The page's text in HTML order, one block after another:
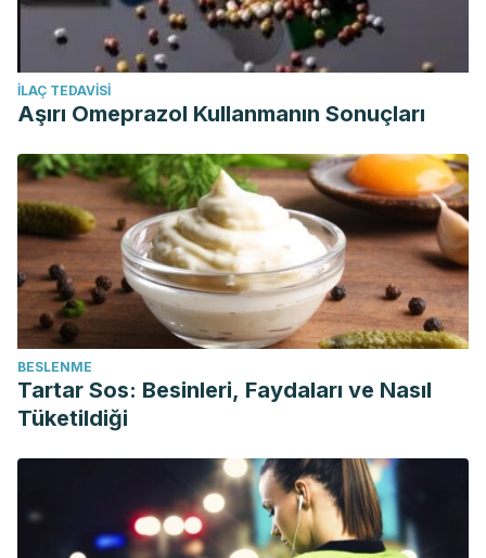
İLAÇ TEDAVISI
Aşırı Omeprazol Kullanmanın Sonuçları
BESLENME
Tartar Sos: Besinleri, Faydaları ve Nasıl
Tüketildiği